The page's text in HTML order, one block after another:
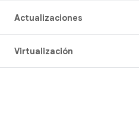
Actualizaciones
Virtualización